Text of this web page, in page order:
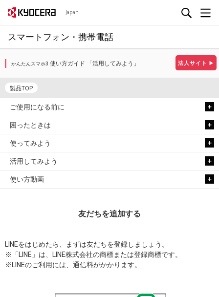
Japan
スマートフォン・携帯電話
法人サイト ▶
かんたんスマホ3 使い方ガイド 「活用してみよう」
製品TOP
ご使用になる前に
困ったときは
使ってみよう
活用してみよう
使い方動画
友だちを追加する
LINEをはじめたら、まずは友だちを登録しましょう。
※「LINE」は、LINE株式会社の商標または登録商標です。
※LINEのご利用には、通信料がかかります。